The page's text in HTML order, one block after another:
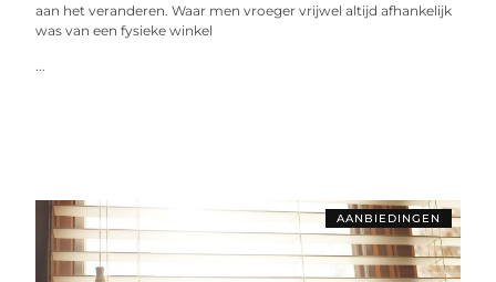
aan het veranderen. Waar men vroeger vrijwel altijd afhankelijk
was van een fysieke winkel
...
AANBIEDINGEN